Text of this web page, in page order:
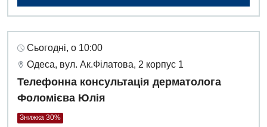
Сьогодні, о 10:00
Одеса, вул. Ак.Філатова, 2 корпус 1
Телефонна консультація дерматолога
Фоломієва Юлія
Знижка 30%